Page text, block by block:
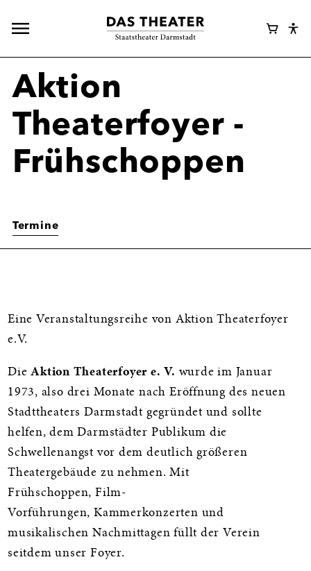
Hauptnavigation
Webshop
Aktion
Theaterfoyer -
Frühschoppen
Termine
Informationen
Eine Veranstaltungsreihe von Aktion Theaterfoyer
e.V.
DieAktion Theaterfoyer e. V. wurde im Januar
1973, also drei Monate nach Eröffnung des neuen
Stadttheaters Darmstadt gegründet und sollte
helfen, dem Darmstädter Publikum die
Schwellenangst vor dem deutlich größeren
Theatergebäude zu nehmen. Mit
Frühschoppen, Film-
Vorführungen, Kammerkonzerten und
musikalischen Nachmittagen füllt der Verein
seitdem unser Foyer.